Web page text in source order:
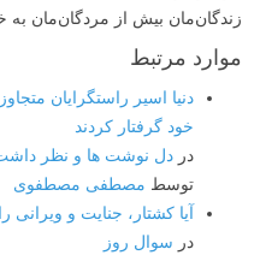
زندگان‌مان بیش از مردگان‌مان به
موارد مرتبط
دنیا اسیر راستگرایان
خود گرفتار کردند
در دل نوشت ها و نظر
توسط مصطفی مصطفوی
آیا کشتار، جنایت و ویرانی
در سوال روز